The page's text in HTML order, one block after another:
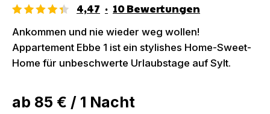
4,47 · 10Bewertungen
Ankommen und nie wieder weg wollen!
Appartement Ebbe 1 ist ein stylishes Home-Sweet-
Home für unbeschwerte Urlaubstage auf Sylt.
ab 85 € / 1 Nacht